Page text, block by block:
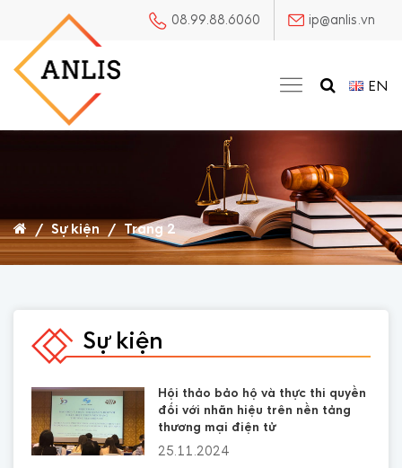
08.99.88.6060 ip@anlis.vn
EN
/ Sự kiện / Trang 2
Sự kiện
Hội thảo bảo hộ và thực thi quyền
đối với nhãn hiệu trên nền tảng
thương mại điện tử
25.11.2024